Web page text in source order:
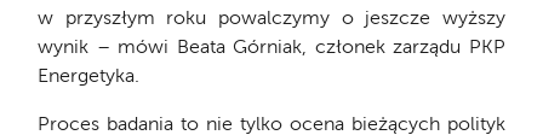
w przyszłym roku powalczymy o jeszcze wyższy
wynik – mówi Beata Górniak, członek zarządu PKP
Energetyka.
Proces badania to nie tylko ocena bieżących polityk